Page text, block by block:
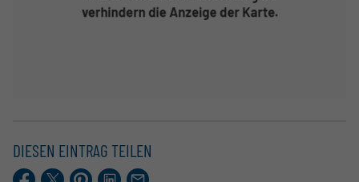
DIESEN EINTRAG TEILEN
Facebook
X.comPinterestLinkedIn
E-